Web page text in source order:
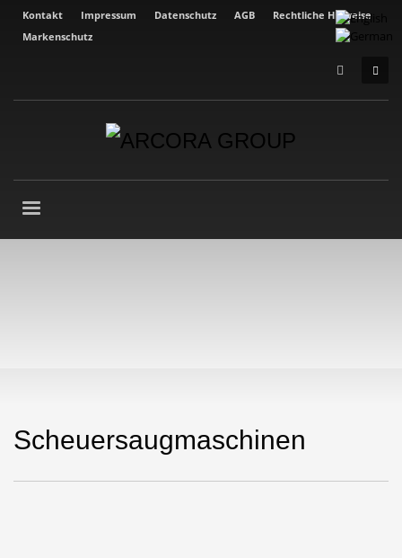
Kontakt Impressum Datenschutz AGB
Rechtliche Hinweise
Markenschutz
Scheuersaugmaschinen